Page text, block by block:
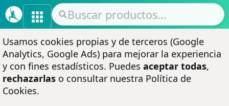
Usamos cookies propias y de terceros (Google
Analytics, Google Ads) para mejorar la experiencia
y con fines estadísticos. Puedes aceptar todas,
rechazarlaso consultar nuestra Política de
Cookies.